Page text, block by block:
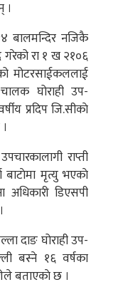
।
बालमन्दिर नजिकै
गरेको रा १ ख २१०६
मोटरसाईकललाई
घोराही उप-
प्रदिप जि.सीकाे
राप्ती
बाटाेमा मृत्यु भएकाे
अधिकारी डिएसपी
दाङ घोराही उप-
बस्ने १६ वर्षका
बताएकाे छ ।